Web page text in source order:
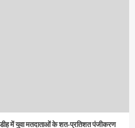
में युवा मतदाताओं के शत-प्रतिशत पंजीकरण